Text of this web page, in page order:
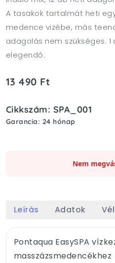
A tasakok tartalmát heti
medence vizébe, más
adagolás nem szükséges.
elegendő.
13 490 Ft
Cikkszám: SPA_001
Garancia: 24 hónap
Nem
Leírás Adatok
Pontaqua EasySPA
masszázsmedencékhez